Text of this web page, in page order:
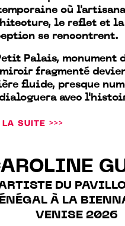
où
le reflet et la
se rencontrent.
Palais, monument
fragmenté
fluide, presque
avec
LA SUITE >>>
DU
À LA
VENISE 2026